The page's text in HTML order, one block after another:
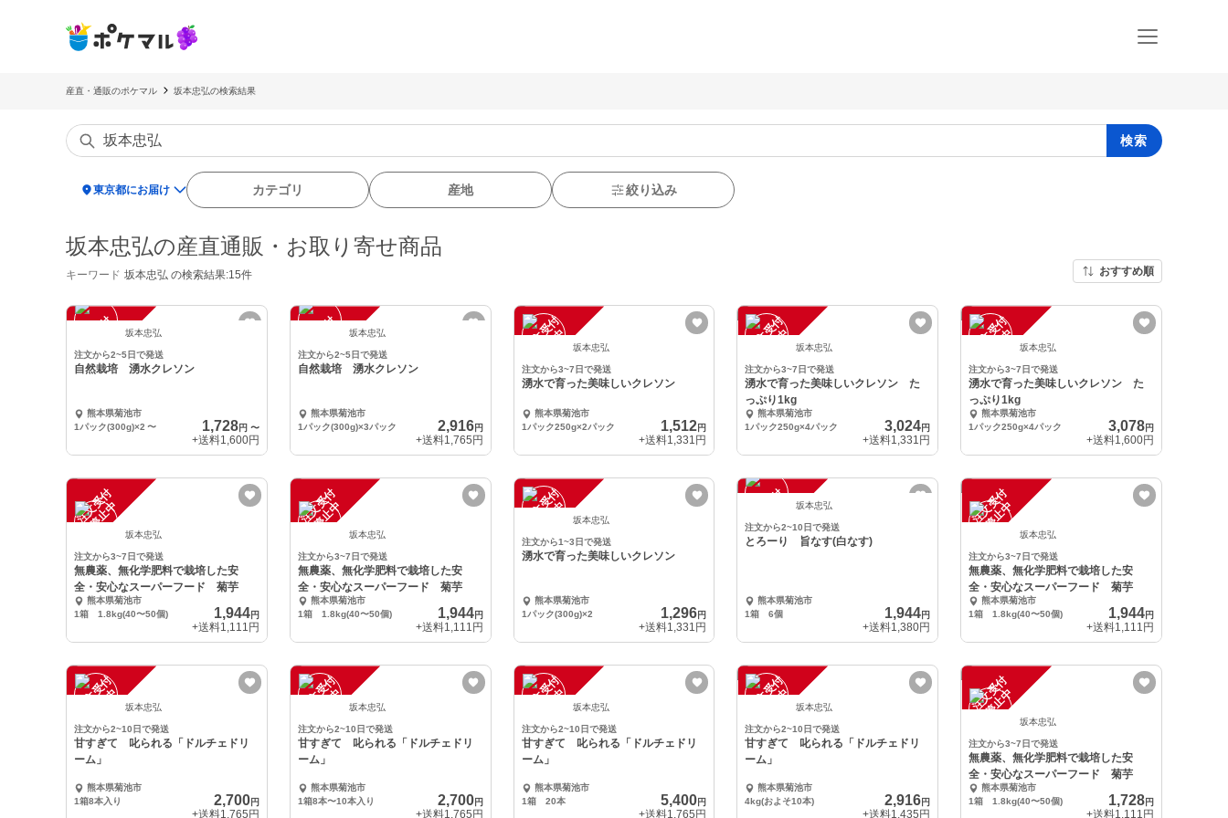
産直・通販のポケマル 坂本忠弘の検索結果
検索
location_on東京都にお届け カテゴリ 産地 絞り込み
坂本忠弘の産直通販・お取り寄せ商品
キーワード 坂本忠弘 の検索結果:15件 おすすめ順
注
文
受
付
停
止
中 坂本忠弘
注文から2~5日で発送
自然栽培 湧水クレソン
熊本県菊池市
1パック(300g)×2 〜 1,728円 〜
+送料1,600円
注
文
受
付
停
止
中 坂本忠弘
注文から2~5日で発送
自然栽培 湧水クレソン
熊本県菊池市
1パック(300g)×3パック
2,916円
+送料1,765円
注
文
受
付
停
止
中 坂本忠弘
注文から3~7日で発送
湧水で育った美味しいクレソン
熊本県菊池市
1パック250g×2パック
1,512円
+送料1,331円
注
文
受
付
停
止
中 坂本忠弘
注文から3~7日で発送
湧水で育った美味しいクレソン た
っぷり1kg
熊本県菊池市
1パック250g×4パック
3,024円
+送料1,331円
注
文
受
付
停
止
中 坂本忠弘
注文から3~7日で発送
湧水で育った美味しいクレソン た
っぷり1kg
熊本県菊池市
1パック250g×4パック
3,078円
+送料1,600円
注
文
受
付
停
止
中
坂本忠弘
注文から3~7日で発送
無農薬、無化学肥料で栽培した安
全・安心なスーパーフード 菊芋
熊本県菊池市
1箱 1.8kg(40〜50個)
1,944円
+送料1,111円
注
文
受
付
停
止
中
坂本忠弘
注文から3~7日で発送
無農薬、無化学肥料で栽培した安
全・安心なスーパーフード 菊芋
熊本県菊池市
1箱 1.8kg(40〜50個)
1,944円
+送料1,111円
注
文
受
付
停
止
中 坂本忠弘
注文から1~3日で発送
湧水で育った美味しいクレソン
熊本県菊池市
1パック(300g)×2
1,296円
+送料1,331円
注
文
受
付
停
止
中 坂本忠弘
注文から2~10日で発送
とろーり 旨なす(白なす)
熊本県菊池市
1箱 6個
1,944円
+送料1,380円
注
文
受
付
停
止
中
坂本忠弘
注文から3~7日で発送
無農薬、無化学肥料で栽培した安
全・安心なスーパーフード 菊芋
熊本県菊池市
1箱 1.8kg(40〜50個)
1,944円
+送料1,111円
注
文
受
付
停
止
中 坂本忠弘
注文から2~10日で発送
甘すぎて 叱られる「ドルチェドリ
ーム」
熊本県菊池市
1箱8本入り
2,700円
+送料1,765円
注
文
受
付
停
止
中 坂本忠弘
注文から2~10日で発送
甘すぎて 叱られる「ドルチェドリ
ーム」
熊本県菊池市
1箱8本〜10本入り
2,700円
+送料1,765円
注
文
受
付
停
止
中 坂本忠弘
注文から2~10日で発送
甘すぎて 叱られる「ドルチェドリ
ーム」
熊本県菊池市
1箱 20本
5,400円
+送料1,765円
注
文
受
付
停
止
中 坂本忠弘
注文から2~10日で発送
甘すぎて 叱られる「ドルチェドリ
ーム」
熊本県菊池市
4kg(およそ10本)
2,916円
+送料1,435円
注
文
受
付
停
止
中
坂本忠弘
注文から3~7日で発送
無農薬、無化学肥料で栽培した安
全・安心なスーパーフード 菊芋
熊本県菊池市
1箱 1.8kg(40〜50個)
1,728円
+送料1,111円